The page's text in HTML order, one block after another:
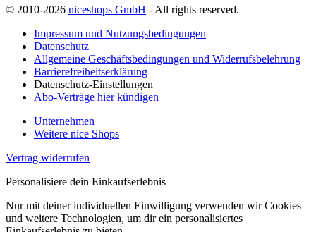
© 2010-2026 niceshops GmbH - All rights reserved.
Impressum und Nutzungsbedingungen
Datenschutz
Allgemeine Geschäftsbedingungen und Widerrufsbelehrung
Barrierefreiheitserklärung
Datenschutz-Einstellungen
Abo-Verträge hier kündigen
Unternehmen
Weitere nice Shops
Vertrag widerrufen
Personalisiere dein Einkaufserlebnis
Nur mit deiner individuellen Einwilligung verwenden wir Cookies
und weitere Technologien, um dir ein personalisiertes